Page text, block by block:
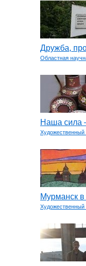
Дружба,
Областная
Наша сила
Художественный
Мурманск
Художественный